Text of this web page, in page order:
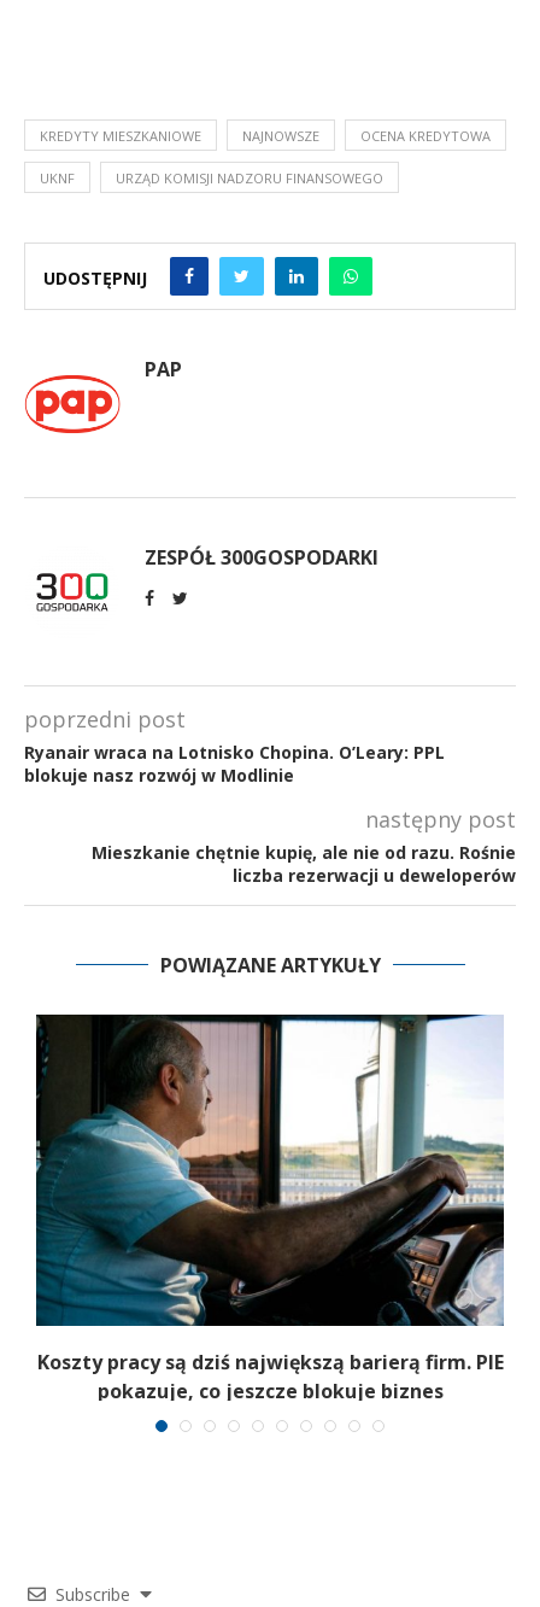
KREDYTY MIESZKANIOWE NAJNOWSZE OCENA KREDYTOWA
UKNF URZĄD KOMISJI NADZORU FINANSOWEGO
UDOSTĘPNIJ
PAP
ZESPÓŁ 300GOSPODARKI
poprzedni post
Ryanair wraca na Lotnisko Chopina. O’Leary: PPL
blokuje nasz rozwój w Modlinie
następny post
Mieszkanie chętnie kupię, ale nie od razu. Rośnie
liczba rezerwacji u deweloperów
POWIĄZANE ARTYKUŁY
Koszty pracy są dziś największą barierą firm. PIE
pokazuje, co jeszcze blokuje biznes
Subscribe